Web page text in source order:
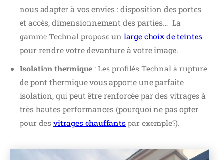
nous adapter à vos envies : disposition des portes
et accès, dimensionnement des parties… La
gamme Technal propose un large choix de teintes
pour rendre votre devanture à votre image.
Isolation thermique : Les profilés Technal à rupture
de pont thermique vous apporte une parfaite
isolation, qui peut être renforcée par des vitrages à
très hautes performances (pourquoi ne pas opter
pour desvitrages chauffantspar exemple?).